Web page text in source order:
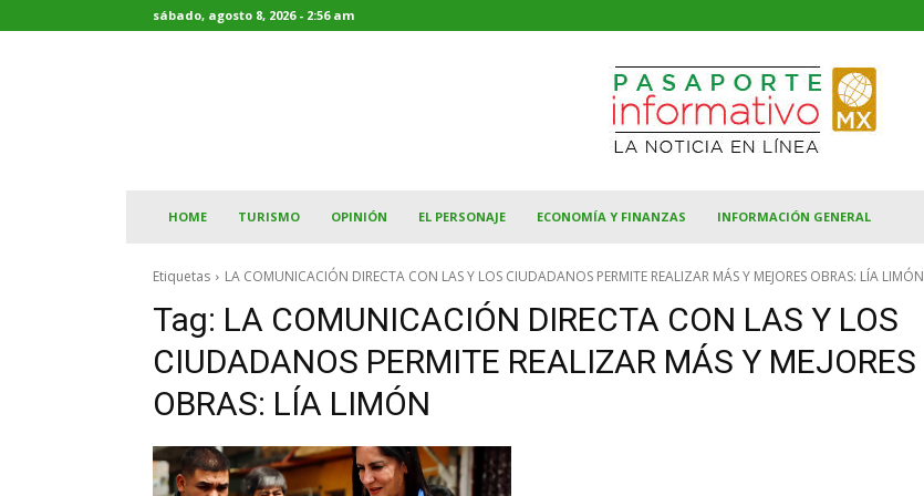
sábado, agosto 8, 2026 - 2:56 am
HOME TURISMO OPINIÓN EL PERSONAJE ECONOMÍA Y FINANZAS INFORMACIÓN GENERAL
Etiquetas LA COMUNICACIÓN DIRECTA CON LAS Y LOS CIUDADANOS PERMITE REALIZAR MÁS Y MEJORES OBRAS: LÍA LIMÓN
Tag: LA COMUNICACIÓN DIRECTA CON LAS Y LOS
CIUDADANOS PERMITE REALIZAR MÁS Y MEJORES
OBRAS: LÍA LIMÓN